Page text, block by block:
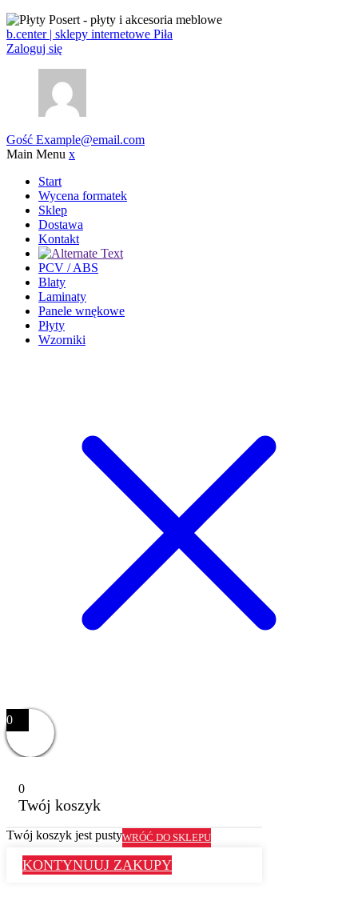
b.center | sklepy internetowe Piła
Zaloguj się
Gość Example@email.com
Main Menu x
Start
Wycena formatek
Sklep
Dostawa
Kontakt
PCV / ABS
Blaty
Laminaty
Panele wnękowe
Płyty
Wzorniki
0
0
Twój koszyk
Twój koszyk jest pustyWRÓĆ DO SKLEPU
KONTYNUUJ ZAKUPY